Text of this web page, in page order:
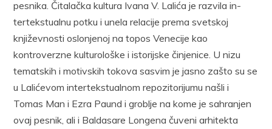
pesnika. Čitalačka kultura Ivana V. Lalića je razvila in­
tertekstualnu potku i unela relacije prema svetskoj
književnosti os­lonjenoj na topos Venecije kao
kontroverzne kulturološke i istorijske činjenice. U nizu
tematskih i motivskih tokova sasvim je jasno zašto su se
u Lalićevom intertekstualnom repozitorijumu našli i
Tomas Man i Ezra Paund i groblje na kome je sahranjen
ovaj pesnik, ali i Baldasare Longena čuveni arhitekta